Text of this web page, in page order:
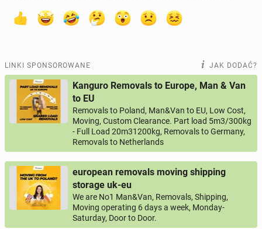
LINKI SPONSOROWANE JAK DODAĆ?
Kanguro Removals to Europe, Man & Van
to EU
Removals to Poland, Man&Van to EU, Low Cost,
Moving, Custom Clearance. Part load 5m3/300kg
- Full Load 20m31200kg, Removals to Germany,
Removals to Netherlands
european removals moving shipping
storage uk-eu
We are No1 Man&Van, Removals, Shipping,
Moving operating 6 days a week, Monday-
Saturday, Door to Door.